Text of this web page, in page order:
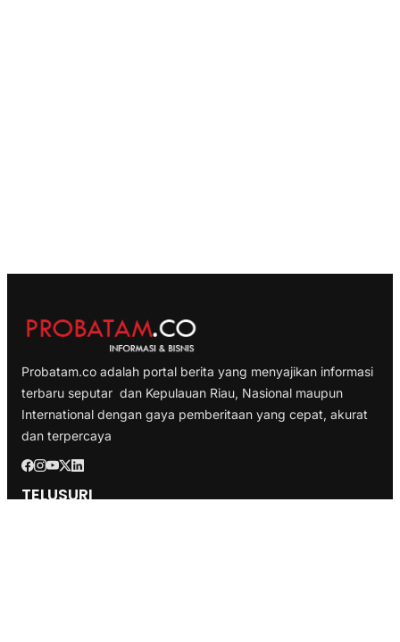
Probatam.co adalah portal berita yang menyajikan informasi
terbaru seputar dan Kepulauan Riau, Nasional maupun
International dengan gaya pemberitaan yang cepat, akurat
dan terpercaya
TELUSURI